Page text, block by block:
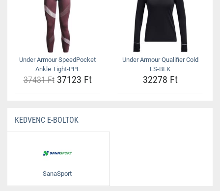
Under Armour SpeedPocket
Ankle Tight-PPL
37431 Ft37123 Ft
Under Armour Qualifier Cold
LS-BLK
32278 Ft
KEDVENC E-BOLTOK
SanaSport